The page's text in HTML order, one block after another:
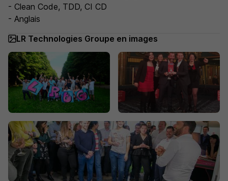
- Clean Code, TDD, CI CD
- Anglais
LR Technologies Groupe en images